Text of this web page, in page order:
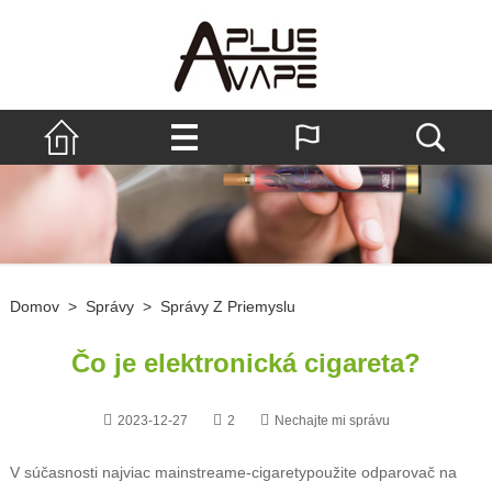
Domov > Správy > Správy Z Priemyslu
Čo je elektronická cigareta?
2023-12-27 2 Nechajte mi správu
V súčasnosti najviac mainstreame-cigaretypoužite odparovač na